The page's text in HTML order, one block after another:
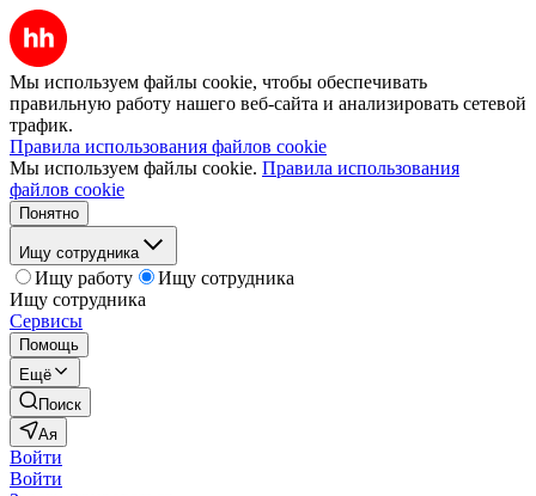
Мы используем файлы cookie, чтобы обеспечивать
правильную работу нашего веб-сайта и анализировать сетевой
трафик.
Правила использования файлов cookie
Мы используем файлы cookie. Правила использования
файлов cookie
Понятно
Ищу сотрудника
Ищу работу
Ищу сотрудника
Ищу сотрудника
Сервисы
Помощь
Ещё
Поиск
Ая
Войти
Войти